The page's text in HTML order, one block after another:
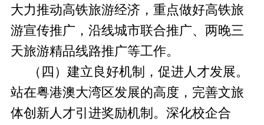
大力推动高铁旅游经济，重点做好高铁旅
游宣传推广，沿线城市联合推广、两晚三
天旅游精品线路推广等工作。
（四）建立良好机制，促进人才发展。
站在粤港澳大湾区发展的高度，完善文旅
体创新人才引进奖励机制。深化校企合